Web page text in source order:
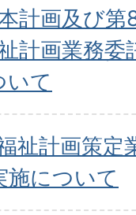
計画及び
計画業務
いて
祉計画策定
施について